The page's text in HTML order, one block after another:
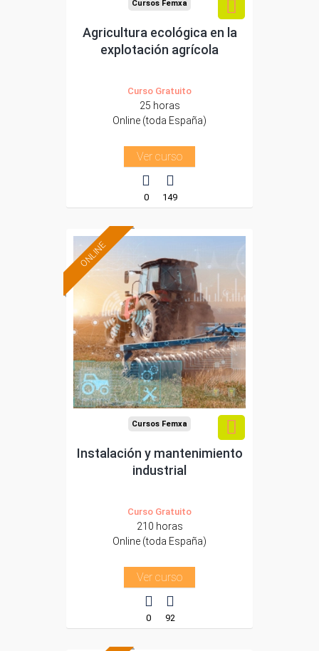
Cursos Femxa
Agricultura ecológica en la
explotación agrícola
Curso Gratuito
25 horas
Online (toda España)
Ver curso
0 149
ONLINE
Formación 100%
subvencionada.
Para desempleados,
trabajadores y
autónomos.
Sector
-Agricultura y Ganadería.
Cursos Femxa
Instalación y mantenimiento
industrial
Curso Gratuito
210 horas
Online (toda España)
Ver curso
0 92